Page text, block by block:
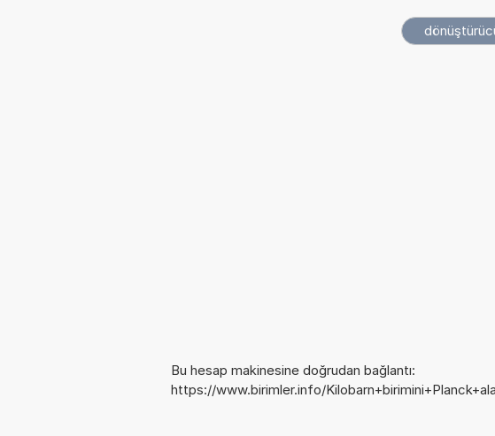
Bu hesap makinesine doğrudan bağlantı:
https://www.birimler.info/